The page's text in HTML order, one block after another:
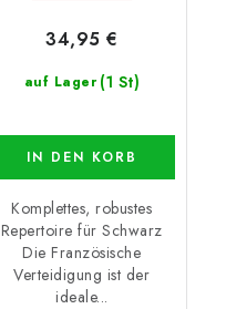
auf Lager (1 St)
34,95 €
IN DEN KORB
Komplettes, robustes
Repertoire für Schwarz
Die Französische
Verteidigung ist der
ideale...